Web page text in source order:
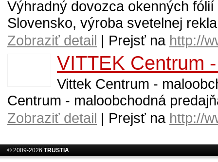
Výhradný dovozca okenných
Slovensko, výroba svetelnej
Zobraziť detail | Prejsť na http://
VITTEK Centrum
Vittek Centrum -
Centrum - maloobchodná
Zobraziť detail | Prejsť na http://
© 2009-2026 TRUSTIA